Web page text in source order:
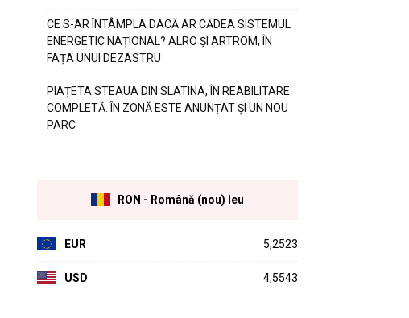
CE S-AR ÎNTÂMPLA DACĂ AR CĂDEA SISTEMUL
ENERGETIC NAȚIONAL? ALRO ȘI ARTROM, ÎN
FAȚA UNUI DEZASTRU
PIAȚETA STEAUA DIN SLATINA, ÎN REABILITARE
COMPLETĂ. ÎN ZONĂ ESTE ANUNȚAT ȘI UN NOU
PARC
RON - Română (nou) leu
EUR 5,2523
USD 4,5543